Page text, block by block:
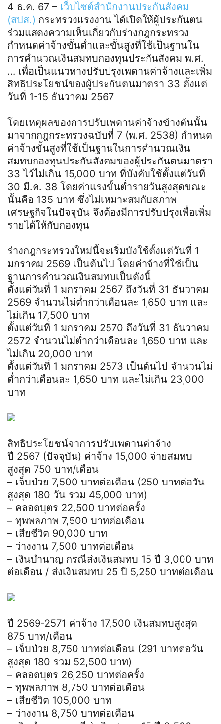
4 ธ.ค. 67 – เว็บไซต์สำนักงานประกันสังคม
(สปส.) กระทรวงแรงงาน ได้เปิดให้ผู้ประกันตน
ร่วมแสดงความเห็นเกี่ยวกับร่างกฎกระทรวง
กำหนดค่าจ้างขั้นต่ำและขั้นสูงที่ใช้เป็นฐานใน
การคำนวณเงินสมทบกองทุนประกันสังคม พ.ศ.
… เพื่อเป็นแนวทางปรับปรุงเพดานค่าจ้างและเพิ่ม
สิทธิประโยชน์ของผู้ประกันตนมาตรา 33 ตั้งแต่
วันที่ 1-15 ธันวาคม 2567
โดยเหตุผลของการปรับเพดานค่าจ้างข้างต้นนั้น
มาจากกฎกระทรวงฉบับที่ 7 (พ.ศ. 2538) กำหนด
ค่าจ้างขั้นสูงที่ใช้เป็นฐานในการคำนวณเงิน
สมทบกองทุนประกันสังคมของผู้ประกันตนมาตรา
33 ไว้ไม่เกิน 15,000 บาท ที่บังคับใช้ตั้งแต่วันที่
30 มี.ค. 38 โดยค่าแรงขั้นต่ำรายวันสูงสุดขณะ
นั้นคือ 135 บาท ซึ่งไม่เหมาะสมกับสภาพ
เศรษฐกิจในปัจจุบัน จึงต้องมีการปรับปรุงเพื่อเพิ่ม
รายได้ให้กับกองทุน
ร่างกฎกระทรวงใหม่นี้จะเริ่มบังใช้ตั้งแต่วันที่ 1
มกราคม 2569 เป็นต้นไป โดยค่าจ้างที่ใช้เป็น
ฐานการคำนวณเงินสมทบเป็นดังนี้
ตั้งแต่วันที่ 1 มกราคม 2567 ถึงวันที่ 31 ธันวาคม
2569 จำนวนไม่ต่ำกว่าเดือนละ 1,650 บาท และ
ไม่เกิน 17,500 บาท
ตั้งแต่วันที่ 1 มกราคม 2570 ถึงวันที่ 31 ธันวาคม
2572 จำนวนไม่ต่ำกว่าเดือนละ 1,650 บาท และ
ไม่เกิน 20,000 บาท
ตั้งแต่วันที่ 1 มกราคม 2573 เป็นต้นไป จำนวนไม่
ต่ำกว่าเดือนละ 1,650 บาท และไม่เกิน 23,000
บาท
สิทธิประโยชน์จาการปรับเพดานค่าจ้าง
ปี 2567 (ปัจจุบัน) ค่าจ้าง 15,000 จ่ายสมทบ
สูงสุด 750 บาท/เดือน
– เจ็บป่วย 7,500 บาทต่อเดือน (250 บาทต่อวัน
สูงสุด 180 วัน รวม 45,000 บาท)
– คลอดบุตร 22,500 บาทต่อครั้ง
– ทุพพลภาพ 7,500 บาทต่อเดือน
– เสียชีวิต 90,000 บาท
– ว่างงาน 7,500 บาทต่อเดือน
– เงินบำนาญ กรณีส่งเงินสมทบ 15 ปี 3,000 บาท
ต่อเดือน / ส่งเงินสมทบ 25 ปี 5,250 บาทต่อเดือน
ปี 2569-2571 ค่าจ้าง 17,500 เงินสมทบสูงสุด
875 บาท/เดือน
– เจ็บป่วย 8,750 บาทต่อเดือน (291 บาทต่อวัน
สูงสุด 180 รวม 52,500 บาท)
– คลอดบุตร 26,250 บาทต่อครั้ง
– ทุพพลภาพ 8,750 บาทต่อเดือน
– เสียชีวิต 105,000 บาท
– ว่างงาน 8,750 บาทต่อเดือน